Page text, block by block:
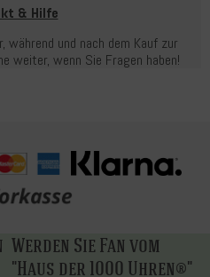
& Hilfe
während und nach dem Kauf zur
weiter, wenn Sie Fragen haben!
Werden Sie Fan vom
"Haus der 1000 Uhren®"